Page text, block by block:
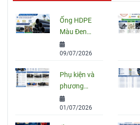
Ống HDPE
Màu Đen
Sọc Xanh:
Quy Cách,
Và Cách
Chọn Đúng
09/07/2026
Phụ kiện và
phương
pháp nối
ống HDPE
01/07/2026